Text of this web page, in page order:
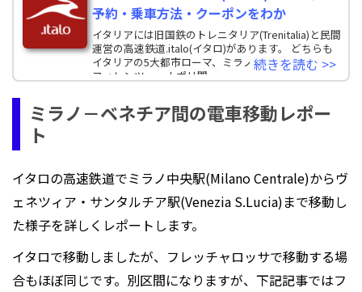
予約・乗車方法・クーポンをわか
イタリアには旧国鉄のトレニタリア(Trenitalia)と民間
運営の高速鉄道.italo(イタロ)があります。 どちらも
イタリアの5大都市ローマ、ミラノ、ヴェネツィア、
フィレンツェ、ナポリ間
続きを読む >>
ミラノ－ベネチア間の電車移動レポー
ト
イタロの高速鉄道でミラノ中央駅(Milano Centrale)からヴ
ェネツィア・サンタルチア駅(Venezia S.Lucia)まで移動し
た様子を詳しくレポートします。
イタロで移動しましたが、フレッチャロッサで移動する場
合もほぼ同じです。別区間になりますが、下記記事ではフ